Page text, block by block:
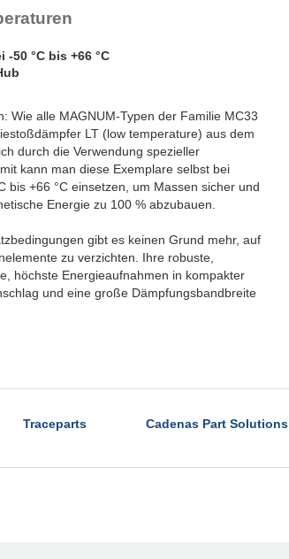
50 °C bis +66 °C
Wie alle MAGNUM-Typen der Familie MC33
LT (low temperature) aus dem
durch die Verwendung spezieller
kann man diese Exemplare selbst bei
bis +66 °C einsetzen, um Massen sicher und
Energie zu 100 % abzubauen.
gibt es keinen Grund mehr, auf
zu verzichten. Ihre robuste,
höchste Energieaufnahmen in kompakter
und eine große Dämpfungsbandbreite
Traceparts Cadenas Part Solutions